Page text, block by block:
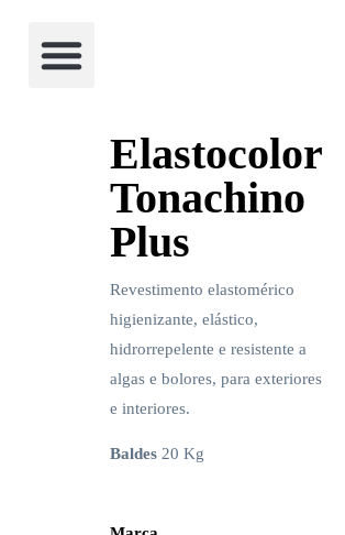
Elastocolor
Tonachino
Plus
Revestimento elastomérico
higienizante, elástico,
hidrorrepelente e resistente a
algas e bolores, para exteriores
e interiores.
Baldes20 Kg